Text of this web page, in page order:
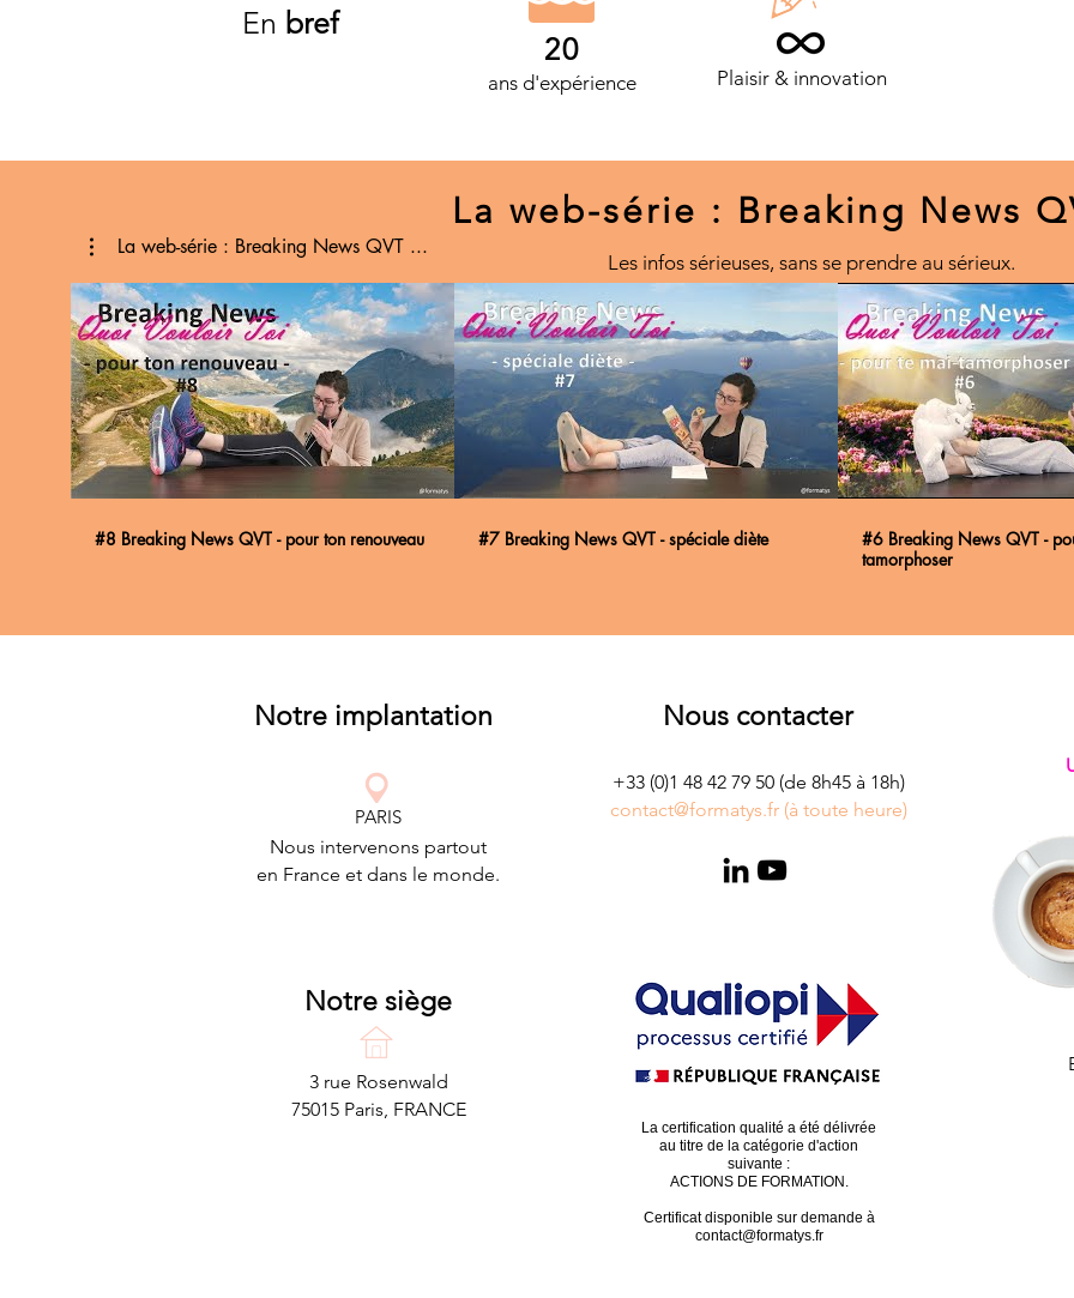
En bref
20
ans d'expérience Plaisir & innovation
La web-série : Breaking News
Les infos sérieuses, sans se prendre au sérieux.
La web-série : Breaking News QVT ...
#8 Breaking News QVT - pour ton renouveau #7 Breaking News QVT - spéciale diète
#6 Breaking News QVT -
tamorphoser
Notre implantation
PARIS
Nous intervenons partout
en France et dans le monde.
Notre siège
3 rue Rosenwald
75015 Paris, FRANCE
Nous contacter
+33 (0)1 48 42 79 50 (de 8h45 à 18h)
contact@formatys.fr (à toute heure)
La certification qualité a été délivrée
au titre de la catégorie d'action
suivante :
ACTIONS DE FORMATION.
Certificat disponible sur demande à
contact@formatys.fr